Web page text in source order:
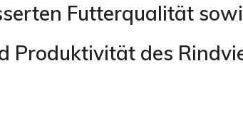
Futterqualität
Produktivität des